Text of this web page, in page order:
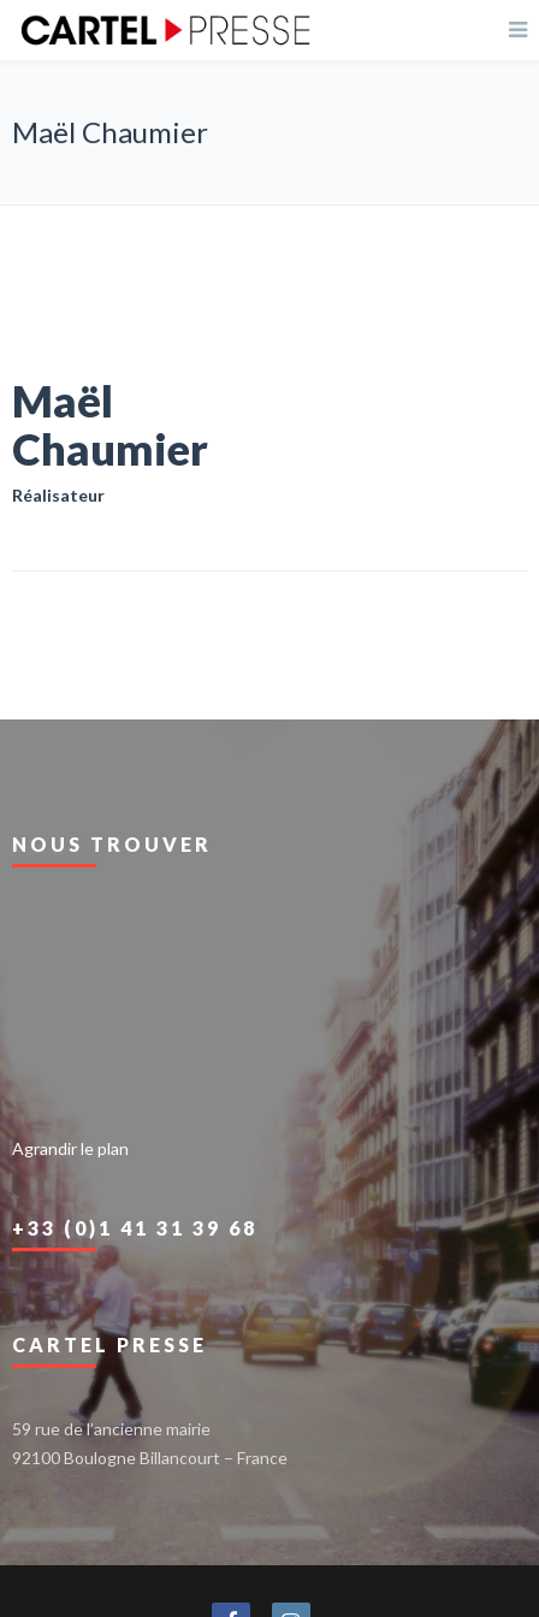
Maël Chaumier
Maël
Chaumier
Réalisateur
NOUS TROUVER
Agrandir le plan
+33 (0)1 41 31 39 68
CARTEL PRESSE
59 rue de l’ancienne mairie
92100 Boulogne Billancourt – France